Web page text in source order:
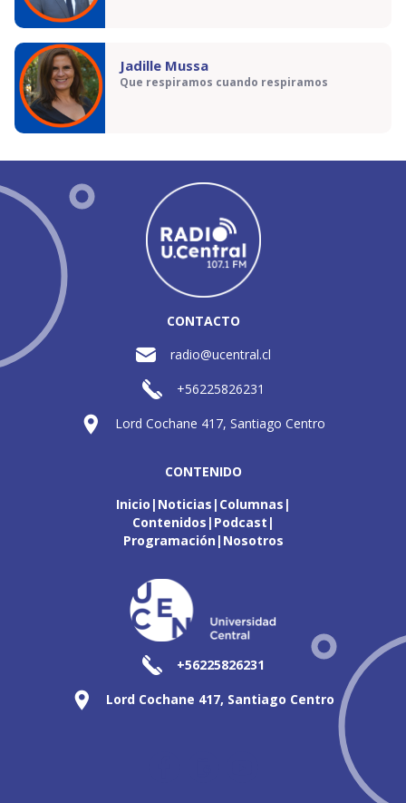
Jadille Mussa
Que respiramos cuando respiramos
CONTACTO
radio@ucentral.cl
+56225826231
Lord Cochane 417, Santiago Centro
CONTENIDO
Inicio Noticias Columnas
Contenidos Podcast
Programación Nosotros
+56225826231
Lord Cochane 417, Santiago Centro